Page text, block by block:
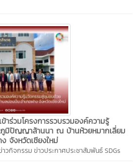
าร่วมโครงการรวบรวมองค์ความรู้
มิปัญญาล้านนา ณ บ้านห้วยหมากเลี่ยม
จังหวัดเชียงใหม่
าวกิจกรรมข่าวประกาศประชาสัมพันธ์SDGs